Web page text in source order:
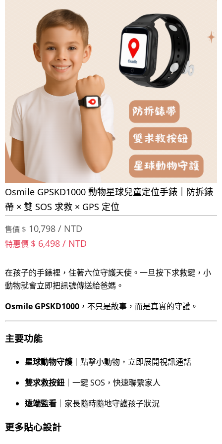
Osmile GPSKD1000 動物星球兒童定位手錶｜防拆錶
帶 × 雙 SOS 求救 × GPS 定位
售價 $ 10,798 / NTD
特惠價 $ 6,498 / NTD
在孩子的手錶裡，住著六位守護天使。一旦按下求救鍵，小
動物就會立即把訊號傳送給爸媽。
Osmile GPSKD1000 ，不只是故事，而是真實的守護。
主要功能
星球動物守護 ｜點擊小動物，立即展開視訊通話
雙求救按鈕 ｜一鍵 SOS，快速聯繫家人
遠端監看 ｜家長隨時隨地守護孩子狀況
更多貼心設計